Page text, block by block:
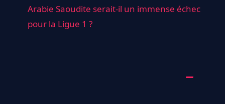
Arabie Saoudite serait-il un immense échec
pour la Ligue 1 ?